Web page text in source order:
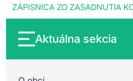
Aktuálna sekcia
ZÁPISNICA ZO ZASADNUTIA